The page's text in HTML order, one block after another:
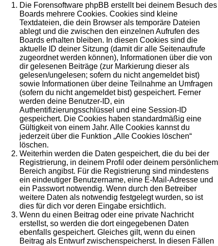
Die Forensoftware phpBB erstellt bei deinem Besuch des
Boards mehrere Cookies. Cookies sind kleine
Textdateien, die dein Browser als temporäre Dateien
ablegt und die zwischen den einzelnen Aufrufen des
Boards erhalten bleiben. In diesen Cookies sind die
aktuelle ID deiner Sitzung (damit dir alle Seitenaufrufe
zugeordnet werden können), Informationen über die von
dir gelesenen Beiträge (zur Markierung dieser als
gelesen/ungelesen; sofern du nicht angemeldet bist)
sowie Informationen über deine Teilnahme an Umfragen
(sofern du nicht angemeldet bist) gespeichert. Ferner
werden deine Benutzer-ID, ein
Authentifizierungsschlüssel und eine Session-ID
gespeichert. Die Cookies haben standardmäßig eine
Gültigkeit von einem Jahr. Alle Cookies kannst du
jederzeit über die Funktion „Alle Cookies löschen“
löschen.
Weiterhin werden die Daten gespeichert, die du bei der
Registrierung, in deinem Profil oder deinem persönlichem
Bereich angibst. Für die Registrierung sind mindestens
ein eindeutiger Benutzername, eine E-Mail-Adresse und
ein Passwort notwendig. Wenn durch den Betreiber
weitere Daten als notwendig festgelegt wurden, so ist
dies für dich vor deren Eingabe ersichtlich.
Wenn du einen Beitrag oder eine private Nachricht
erstellst, so werden die dort eingegebenen Daten
ebenfalls gespeichert. Gleiches gilt, wenn du einen
Beitrag als Entwurf zwischenspeicherst. In diesen Fällen